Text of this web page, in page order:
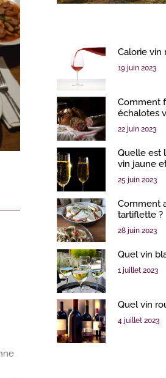
Calorie vin
19 juin 2023
Comment
échalotes
22 juin 2023
Quelle est
vin jaune
25 juin 2023
Comment
tartiflette ?
28 juin 2023
Quel vin
1 juillet 2023
Quel vin
4 juillet 2023